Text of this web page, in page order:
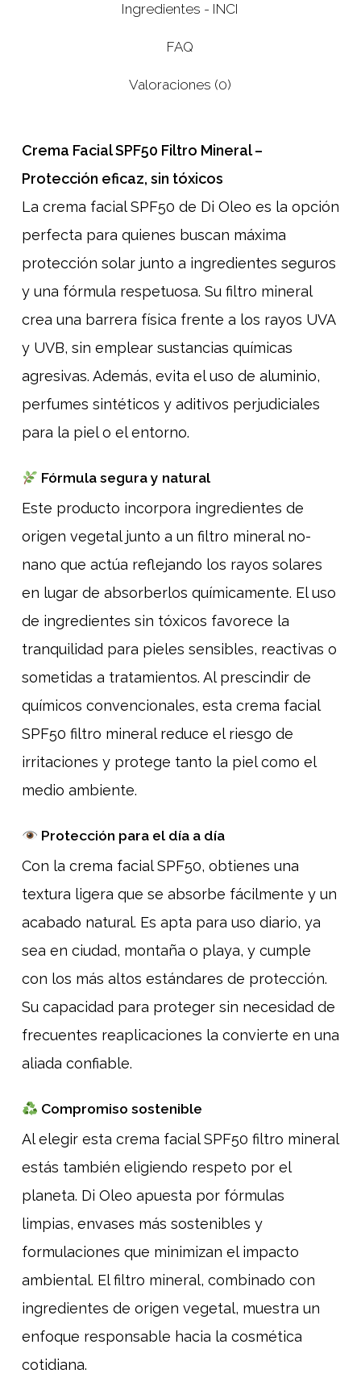
Ingredientes - INCI
FAQ
Valoraciones (0)
Crema Facial SPF50 Filtro Mineral –
Protección eficaz, sin tóxicos
La crema facial SPF50 de Di Oleo es la opción
perfecta para quienes buscan máxima
protección solar junto a ingredientes seguros
y una fórmula respetuosa. Su filtro mineral
crea una barrera física frente a los rayos UVA
y UVB, sin emplear sustancias químicas
agresivas. Además, evita el uso de aluminio,
perfumes sintéticos y aditivos perjudiciales
para la piel o el entorno.
Fórmula segura y natural
Este producto incorpora ingredientes de
origen vegetal junto a un filtro mineral no-
nano que actúa reflejando los rayos solares
en lugar de absorberlos químicamente. El uso
de ingredientes sin tóxicos favorece la
tranquilidad para pieles sensibles, reactivas o
sometidas a tratamientos. Al prescindir de
químicos convencionales, esta crema facial
SPF50 filtro mineral reduce el riesgo de
irritaciones y protege tanto la piel como el
medio ambiente.
Protección para el día a día
Con la crema facial SPF50, obtienes una
textura ligera que se absorbe fácilmente y un
acabado natural. Es apta para uso diario, ya
sea en ciudad, montaña o playa, y cumple
con los más altos estándares de protección.
Su capacidad para proteger sin necesidad de
frecuentes reaplicaciones la convierte en una
aliada confiable.
Compromiso sostenible
Al elegir esta crema facial SPF50 filtro mineral
estás también eligiendo respeto por el
planeta. Di Oleo apuesta por fórmulas
limpias, envases más sostenibles y
formulaciones que minimizan el impacto
ambiental. El filtro mineral, combinado con
ingredientes de origen vegetal, muestra un
enfoque responsable hacia la cosmética
cotidiana.